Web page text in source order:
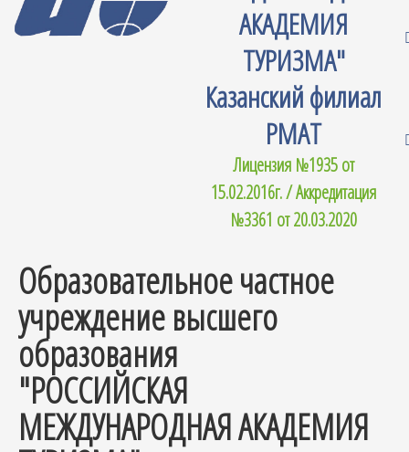
АКАДЕМИЯ
ТУРИЗМА"
Казанский филиал
РМАТ
Лицензия №1935 от
15.02.2016г. / Аккредитация
№3361 от 20.03.2020
Образовательное частное
учреждение высшего
образования
"РОССИЙСКАЯ
МЕЖДУНАРОДНАЯ АКАДЕМИЯ